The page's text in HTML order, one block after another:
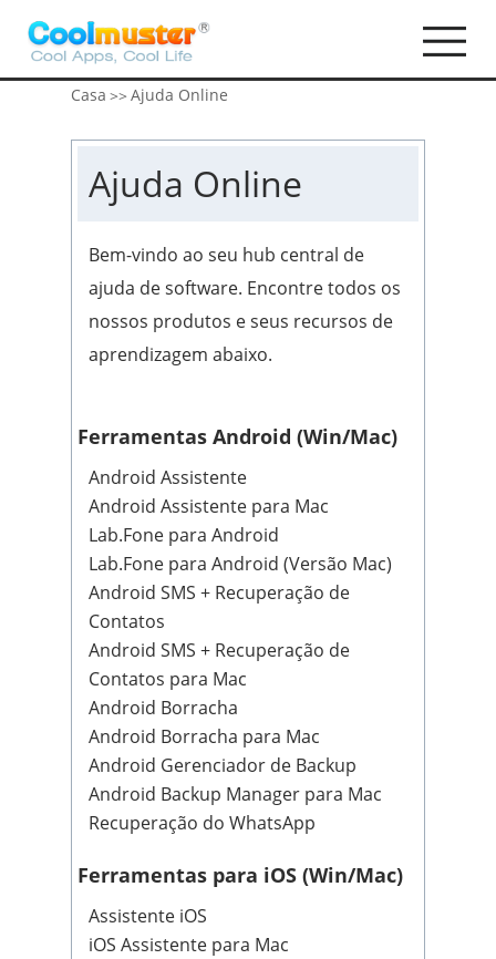
Casa >> Ajuda Online
Ajuda Online
Bem-vindo ao seu hub central de
ajuda de software. Encontre todos os
nossos produtos e seus recursos de
aprendizagem abaixo.
Ferramentas Android (Win/Mac)
Android Assistente
Android Assistente para Mac
Lab.Fone para Android
Lab.Fone para Android (Versão Mac)
Android SMS + Recuperação de
Contatos
Android SMS + Recuperação de
Contatos para Mac
Android Borracha
Android Borracha para Mac
Android Gerenciador de Backup
Android Backup Manager para Mac
Recuperação do WhatsApp
Ferramentas para iOS (Win/Mac)
Assistente iOS
iOS Assistente para Mac